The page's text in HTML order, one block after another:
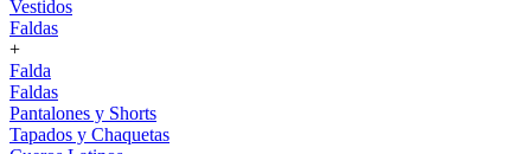
Vestidos
Faldas
+
Falda
Faldas
Pantalones y Shorts
Tapados y Chaquetas